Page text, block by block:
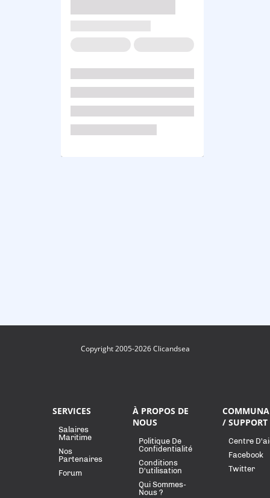
Copyright 2005-2026 Clicandsea
SERVICES
Salaires
Maritime
Nos
Partenaires
Forum
À PROPOS DE
NOUS
Politique De
Confidentialité
Conditions
D'utilisation
Qui Sommes-
Nous ?
/ SUPPORT
Centre
Facebook
Twitter